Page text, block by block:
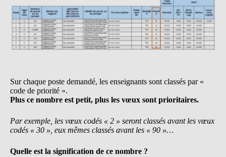
Sur chaque poste demandé, les enseignants sont classés par «
code de priorité ».
Plus ce nombre est petit, plus les vœux sont prioritaires.
Par exemple, les vœux codés « 2 » seront classés avant les vœux
codés « 30 », eux mêmes classés avant les « 90 »…
Quelle est la signification de ce nombre ?